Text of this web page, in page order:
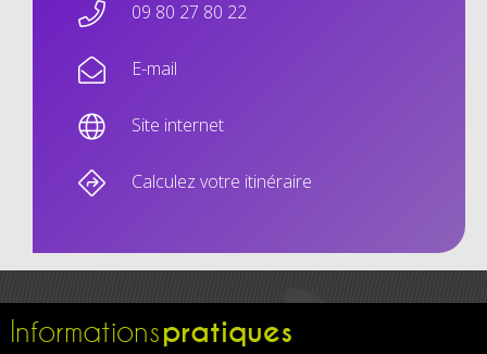
09 80 27 80 22
E-mail
Site internet
Calculez votre itinéraire
Informationspratiques